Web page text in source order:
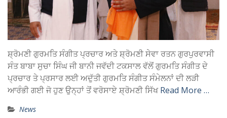
ਸ਼੍ਰੋਮਣੀ ਗੁਰਮਤਿ ਸੰਗੀਤ ਪ੍ਰਚਾਰ ਅਤੇ ਸ਼੍ਰੋਮਣੀ ਸੇਵਾ ਰਤਨ ਗੁਰਪੁਰਵਾਸੀ
ਸੰਤ ਬਾਬਾ ਸੁਚਾ ਸਿੰਘ ਜੀ ਬਾਨੀ ਜਵੱਦੀ ਟਕਸਾਲ ਵੱਲੋਂ ਗੁਰਮਤਿ ਸੰਗੀਤ ਦੇ
ਪ੍ਰਚਾਰ ਤੇ ਪ੍ਰਸਾਰ ਲਈ ਅਦੁੱਤੀ ਗੁਰਮਤਿ ਸੰਗੀਤ ਸੰਮੇਲਨਾਂ ਦੀ ਲੜੀ
ਆਰੰਭੀ ਗਈ ਜੋ ਹੁਣ ਉਨ੍ਹਾਂ ਤੋਂ ਵਰੋਸਾਏ ਸ਼੍ਰੋਮਣੀ ਸਿੱਖRead More …
News